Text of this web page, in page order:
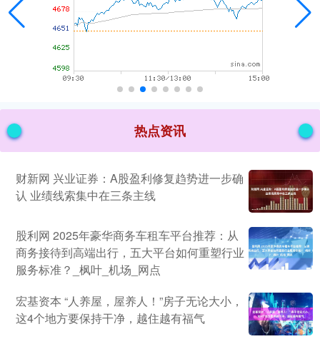
热点资讯
财新网 兴业证券：A股盈利修复趋势进一步确
认 业绩线索集中在三条主线
股利网 2025年豪华商务车租车平台推荐：从
商务接待到高端出行，五大平台如何重塑行业
服务标准？_枫叶_机场_网点
宏基资本 “人养屋，屋养人！”房子无论大小，
这4个地方要保持干净，越住越有福气